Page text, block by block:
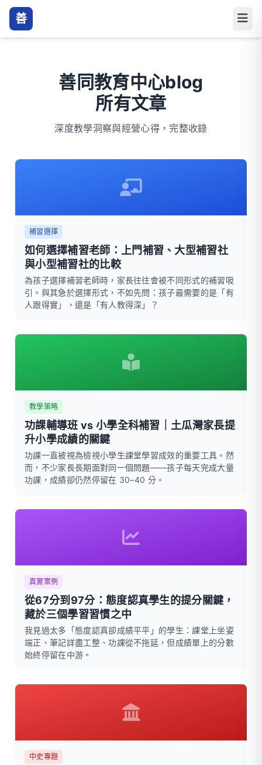
善
善同教育中心blog
所有文章
深度教學洞察與經營心得，完整收錄
補習選擇
如何選擇補習老師：上門補習、大型補習社
與小型補習社的比較
為孩子選擇補習老師時，家長往往會被不同形式的補習吸
引。與其急於選擇形式，不如先問：孩子最需要的是「有
人跟得實」，還是「有人教得深」？
教學策略
功課輔導班 vs 小學全科補習｜土瓜灣家長提
升小學成績的關鍵
功課一直被視為檢視小學生課堂學習成效的重要工具。然
而，不少家長長期面對同一個問題——孩子每天完成大量
功課，成績卻仍然停留在 30–40 分。
真實案例
從67分到97分：態度認真學生的提分關鍵，
藏於三個學習習慣之中
我見過太多「態度認真卻成績平平」的學生：課堂上坐姿
端正、筆記詳盡工整、功課從不拖延，但成績單上的分數
始終停留在中游。
中史專題